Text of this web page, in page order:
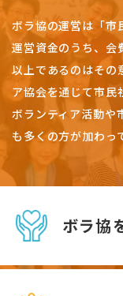
ボラ協の運営は「市
運営資金のうち、会
以上であるのはその
ア協会を通じて市民
ボランティア活動や
も多くの方が加わっ
ボラ協